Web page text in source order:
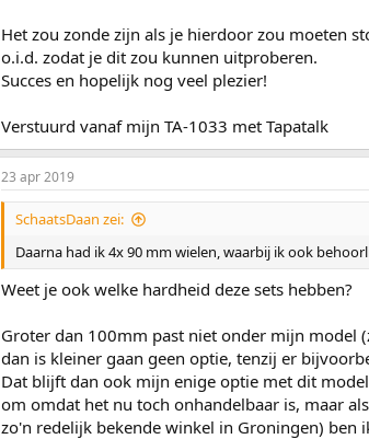
Het zou zonde zijn als je hierdoor zou moeten
o.i.d. zodat je dit zou kunnen uitproberen.
Succes en hopelijk nog veel plezier!
Verstuurd vanaf mijn TA-1033 met Tapatalk
23 apr 2019
SchaatsDaan zei:
Daarna had ik 4x 90 mm wielen, waarbij ik ook
Weet je ook welke hardheid deze sets hebben?
Groter dan 100mm past niet onder mijn model
dan is kleiner gaan geen optie, tenzij er
Dat blijft dan ook mijn enige optie met dit
om omdat het nu toch onhandelbaar is, maar
zo'n redelijk bekende winkel in Groningen) ben